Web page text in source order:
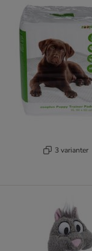
3 varianter